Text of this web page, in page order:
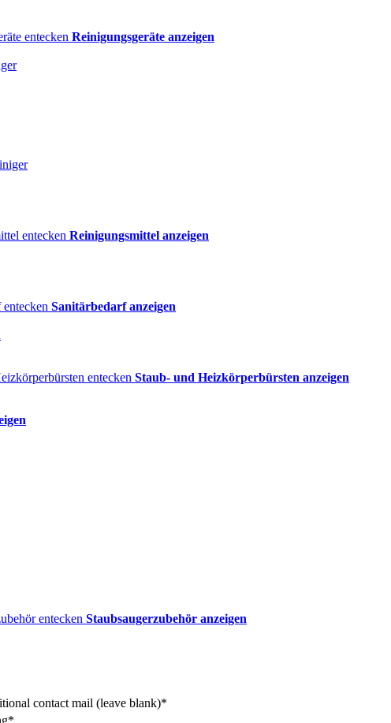
entecken Reinigungsgeräte anzeigen
entecken Reinigungsmittel anzeigen
Sanitärbedarf anzeigen
entecken Staub- und Heizkörperbürsten anzeigen
entecken Staubsaugerzubehör anzeigen
contact mail (leave blank)*